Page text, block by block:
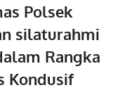
Polsek
silaturahmi
Rangka
Kondusif